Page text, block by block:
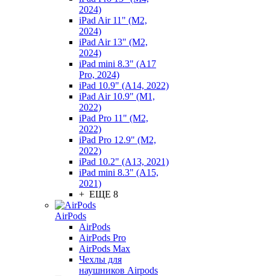
2024)
iPad Air 11" (M2,
2024)
iPad Air 13" (M2,
2024)
iPad mini 8.3" (A17
Pro, 2024)
iPad 10.9" (A14, 2022)
iPad Air 10.9" (M1,
2022)
iPad Pro 11" (M2,
2022)
iPad Pro 12.9" (M2,
2022)
iPad 10.2" (A13, 2021)
iPad mini 8.3" (A15,
2021)
+ ЕЩЕ 8
AirPods
AirPods
AirPods Pro
AirPods Max
Чехлы для
наушников Airpods